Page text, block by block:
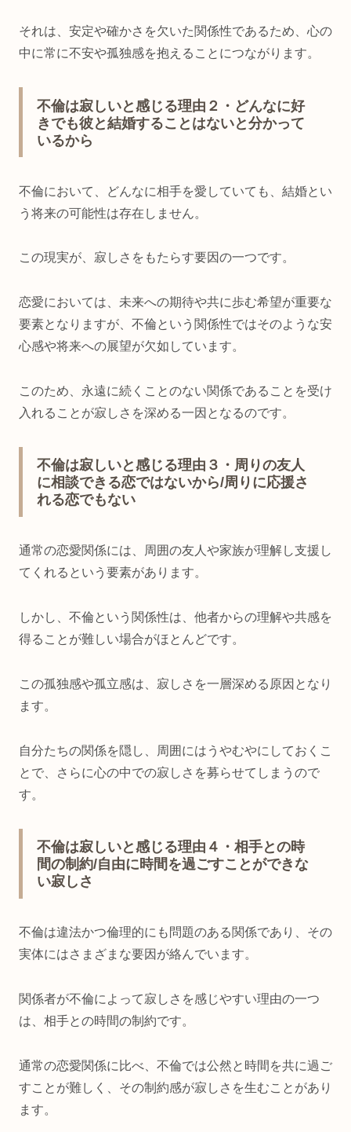
それは、安定や確かさを欠いた関係性であるため、心の
中に常に不安や孤独感を抱えることにつながります。
不倫は寂しいと感じる理由２・どんなに好
きでも彼と結婚することはないと分かって
いるから
不倫において、どんなに相手を愛していても、結婚とい
う将来の可能性は存在しません。
この現実が、寂しさをもたらす要因の一つです。
恋愛においては、未来への期待や共に歩む希望が重要な
要素となりますが、不倫という関係性ではそのような安
心感や将来への展望が欠如しています。
このため、永遠に続くことのない関係であることを受け
入れることが寂しさを深める一因となるのです。
不倫は寂しいと感じる理由３・周りの友人
に相談できる恋ではないから/周りに応援さ
れる恋でもない
通常の恋愛関係には、周囲の友人や家族が理解し支援し
てくれるという要素があります。
しかし、不倫という関係性は、他者からの理解や共感を
得ることが難しい場合がほとんどです。
この孤独感や孤立感は、寂しさを一層深める原因となり
ます。
自分たちの関係を隠し、周囲にはうやむやにしておくこ
とで、さらに心の中での寂しさを募らせてしまうので
す。
不倫は寂しいと感じる理由４・相手との時
間の制約/自由に時間を過ごすことができな
い寂しさ
不倫は違法かつ倫理的にも問題のある関係であり、その
実体にはさまざまな要因が絡んでいます。
関係者が不倫によって寂しさを感じやすい理由の一つ
は、相手との時間の制約です。
通常の恋愛関係に比べ、不倫では公然と時間を共に過ご
すことが難しく、その制約感が寂しさを生むことがあり
ます。